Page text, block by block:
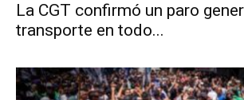
La CGT confirmó un paro
transporte en todo...